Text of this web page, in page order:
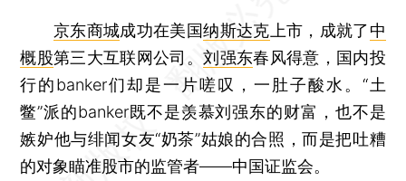
京东商城成功在美国纳斯达克 上市，成就了中
概股第三大互联网公司。刘强东春风得意，国内投
行的banker们却是一片嗟叹，一肚子酸水。“土
鳖”派的banker既不是羡慕刘强东的财富，也不是
嫉妒他与绯闻女友“奶茶”姑娘的合照，而是把吐糟
的对象瞄准股市的监管者——中国证监会。